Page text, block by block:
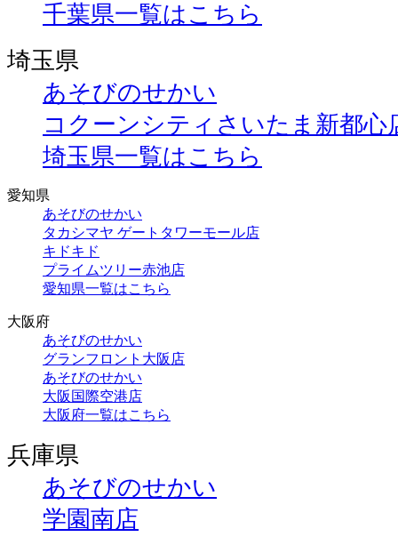
千葉県一覧はこちら
埼玉県
あそびのせかい
コクーンシティさいたま新都心
埼玉県一覧はこちら
愛知県
あそびのせかい
タカシマヤ ゲートタワーモール店
キドキド
プライムツリー赤池店
愛知県一覧はこちら
大阪府
あそびのせかい
グランフロント大阪店
あそびのせかい
大阪国際空港店
大阪府一覧はこちら
兵庫県
あそびのせかい
学園南店